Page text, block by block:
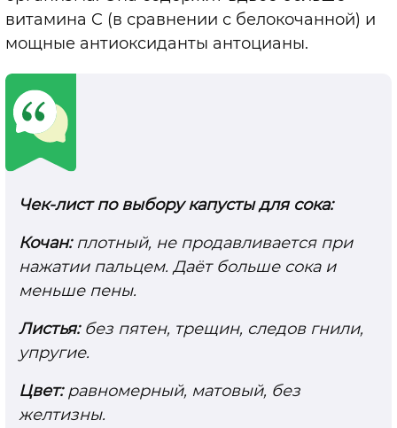
витамина C (в сравнении с белокочанной) и
мощные антиоксиданты антоцианы.
Чек-лист по выбору капусты для сока:
Кочан:плотный, не продавливается при
нажатии пальцем. Даёт больше сока и
меньше пены.
Листья: без пятен, трещин, следов гнили,
упругие.
Цвет:равномерный, матовый, без
желтизны.